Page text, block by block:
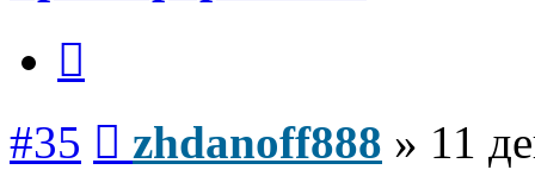
#35 zhdanoff888 » 11